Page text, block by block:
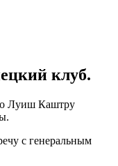
клуб.
Луиш Каштру
с генеральным